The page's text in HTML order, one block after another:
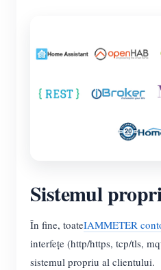
Sistemul
În fine, toateIAMMETER
interfețe (http/https, tcp/tls,
sistemul propriu al clientului.